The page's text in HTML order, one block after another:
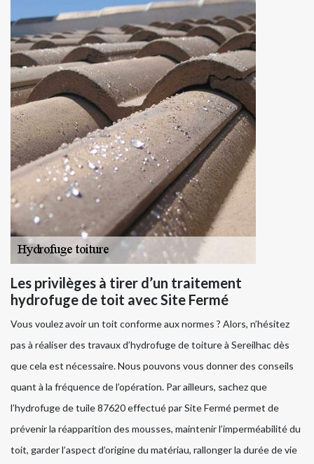
Les privilèges à tirer d’un traitement
hydrofuge de toit avec Site Fermé
Vous voulez avoir un toit conforme aux normes ? Alors, n’hésitez
pas à réaliser des travaux d’hydrofuge de toiture à Sereilhac dès
que cela est nécessaire. Nous pouvons vous donner des conseils
quant à la fréquence de l’opération. Par ailleurs, sachez que
l’hydrofuge de tuile 87620 effectué par Site Fermé permet de
prévenir la réapparition des mousses, maintenir l’imperméabilité du
toit, garder l’aspect d’origine du matériau, rallonger la durée de vie